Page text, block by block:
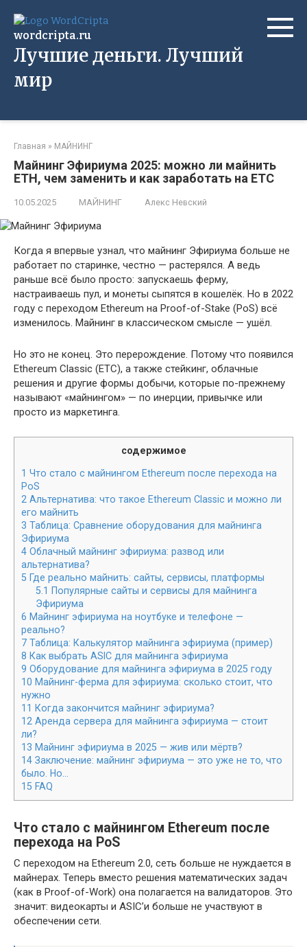
контенту
wordcripta.ru
Лучшие деньги. Лучший
мир
Главная » МАЙНИНГ
Майнинг Эфириума 2025: можно ли майнить
ETH, чем заменить и как заработать на ETC
10.05.2025 МАЙНИНГ Алекс Невский
Когда я впервые узнал, что майнинг Эфириума больше не
работает по старинке, честно — растерялся. А ведь
раньше всё было просто: запускаешь ферму,
настраиваешь пул, и монеты сыпятся в кошелёк. Но в 2022
году с переходом Ethereum на Proof-of-Stake (PoS) всё
изменилось. Майнинг в классическом смысле — ушёл.
Но это не конец. Это перерождение. Потому что появился
Ethereum Classic (ETC), а также стейкинг, облачные
решения и другие формы добычи, которые по-прежнему
называют «майнингом» — по инерции, привычке или
просто из маркетинга.
содержимое
1 Что стало с майнингом Ethereum после перехода на
PoS
2 Альтернатива: что такое Ethereum Classic и можно ли
его майнить
3 Таблица: Сравнение оборудования для майнинга
Эфириума
4 Облачный майнинг эфириума: развод или
альтернатива?
5 Где реально майнить: сайты, сервисы, платформы
5.1 Популярные сайты и сервисы для майнинга
Эфириума
6 Майнинг эфириума на ноутбуке и телефоне —
реально?
7 Таблица: Калькулятор майнинга эфириума (пример)
8 Как выбрать ASIC для майнинга эфириума
9 Оборудование для майнинга эфириума в 2025 году
10 Майнинг-ферма для эфириума: сколько стоит, что
нужно
11 Когда закончится майнинг эфириума?
12 Аренда сервера для майнинга эфириума — стоит
ли?
13 Майнинг эфириума в 2025 — жив или мёртв?
14 Заключение: майнинг эфириума — это уже не то, что
было. Но…
15 FAQ
Что стало с майнингом Ethereum после
перехода на PoS
С переходом на Ethereum 2.0, сеть больше не нуждается в
майнерах. Теперь вместо решения математических задач
(как в Proof-of-Work) она полагается на валидаторов. Это
значит: видеокарты и ASIC’и больше не участвуют в
обеспечении сети.